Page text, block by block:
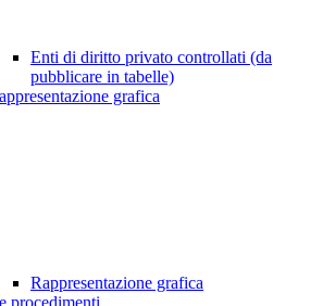
Enti di diritto privato controllati (da
pubblicare in tabelle)
grafica
Rappresentazione grafica